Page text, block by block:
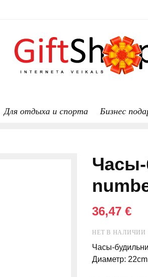
Для отдыха и спорта Бизнес
Часы-
36,47 €
НЕТ В НАЛИЧИИ
Часы-
Диаметр: